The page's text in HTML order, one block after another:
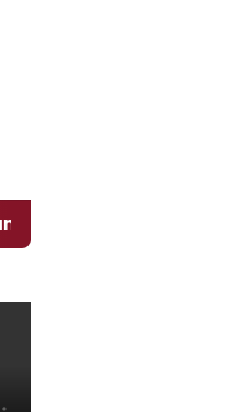
‎Nasirun Maestro Lukis